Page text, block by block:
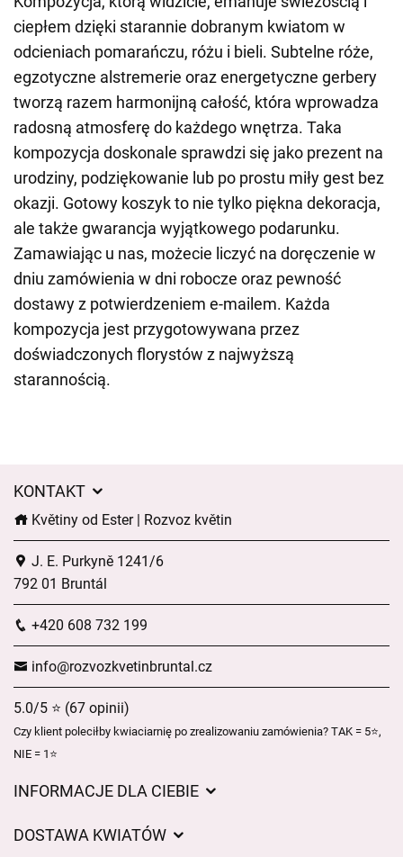
ciepłem dzięki starannie dobranym kwiatom w
odcieniach pomarańczu, różu i bieli. Subtelne róże,
egzotyczne alstremerie oraz energetyczne gerbery
tworzą razem harmonijną całość, która wprowadza
radosną atmosferę do każdego wnętrza. Taka
kompozycja doskonale sprawdzi się jako prezent na
urodziny, podziękowanie lub po prostu miły gest bez
okazji. Gotowy koszyk to nie tylko piękna dekoracja,
ale także gwarancja wyjątkowego podarunku.
Zamawiając u nas, możecie liczyć na doręczenie w
dniu zamówienia w dni robocze oraz pewność
dostawy z potwierdzeniem e-mailem. Każda
kompozycja jest przygotowywana przez
doświadczonych florystów z najwyższą
starannością.
KONTAKT
Květiny od Ester | Rozvoz květin
J. E. Purkyně 1241/6
792 01 Bruntál
+420 608 732 199
info@rozvozkvetinbruntal.cz
5.0/5 ⭐ (67 opinii)
Czy klient poleciłby kwiaciarnię po zrealizowaniu zamówienia? TAK = 5⭐,
NIE = 1⭐
INFORMACJE DLA CIEBIE
DOSTAWA KWIATÓW